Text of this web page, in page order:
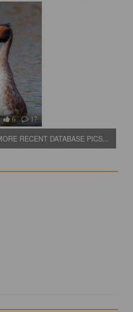
6 17
RECENT DATABASE PICS...